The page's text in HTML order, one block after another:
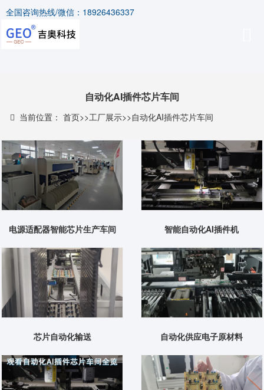
全国咨询热线/微信：18926436337
自动化AI插件芯片车间
当前位置：首页>>工厂展示>>自动化AI插件芯片车间
电源适配器智能芯片生产车间 智能自动化AI插件机
芯片自动化输送 自动化供应电子原材料